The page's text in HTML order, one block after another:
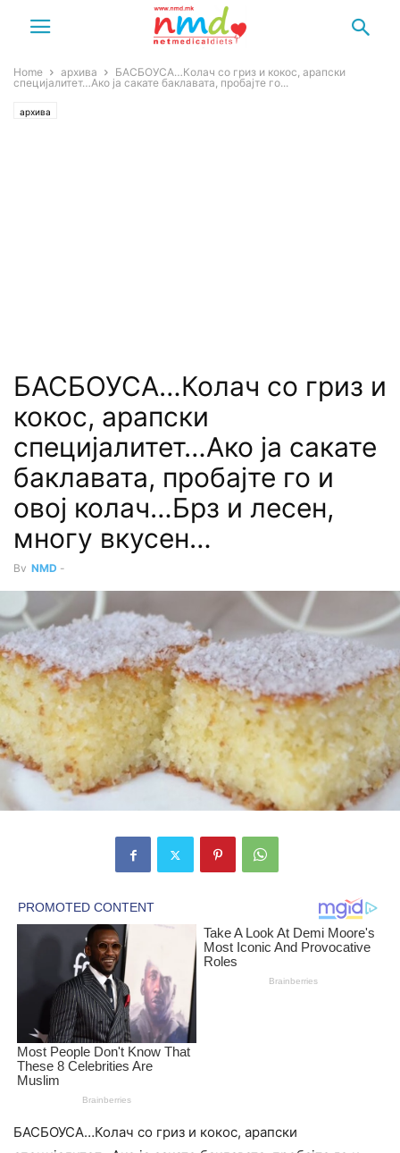
Home архива
БАСБОУСА…Колач со гриз и кокос, арапски
специјалитет…Ако ја сакате баклавата, пробајте го...
архива
БАСБОУСА…Колач со гриз и
кокос, арапски
специјалитет…Ако ја сакате
баклавата, пробајте го и
овој колач…Брз и лесен,
многу вкусен…
By NMD -
БАСБОУСА…Колач со гриз и кокос, арапски